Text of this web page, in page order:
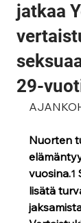
jatkaa
29-
Nuorten
vuosina.1
lisätä